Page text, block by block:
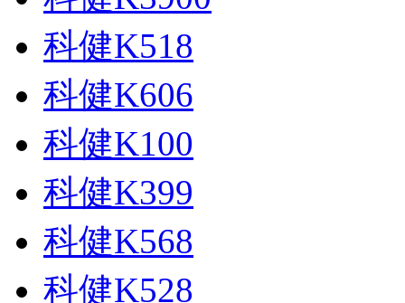
科健K518
科健K606
科健K100
科健K399
科健K568
科健K528